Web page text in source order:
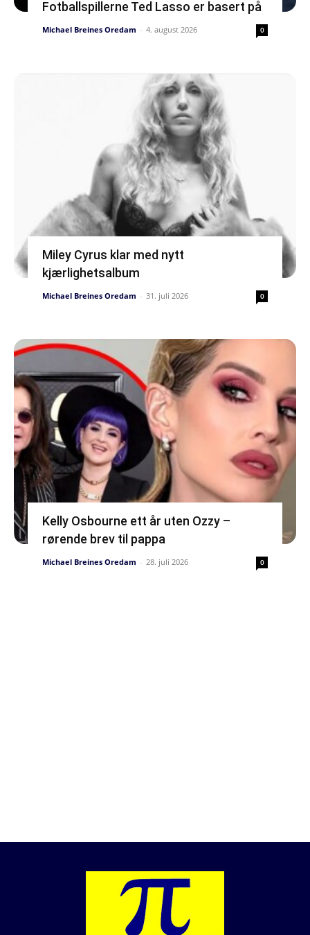
Fotballspillerne Ted Lasso er basert på
Michael Breines Oredam - 4. august 2026 0
Miley Cyrus klar med nytt
kjærlighetsalbum
Michael Breines Oredam - 31. juli 2026 0
Kelly Osbourne ett år uten Ozzy –
rørende brev til pappa
Michael Breines Oredam - 28. juli 2026 0